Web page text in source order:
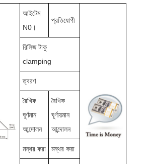
আইটেম
N0।
প্রতিযোগী
রিলিজ টাকু
clamping
ত্বরণ
রৈখিক
ঘূর্ণমান
আন্দোলন
রৈখিক
ঘূর্ণায়মান
আন্দোলন
মন্থর করা মন্থর করা